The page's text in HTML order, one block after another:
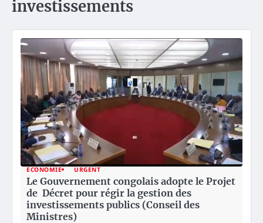
investissements
ECONOMIE URGENT
Le Gouvernement congolais adopte le Projet
de Décret pour régir la gestion des
investissements publics (Conseil des
Ministres)